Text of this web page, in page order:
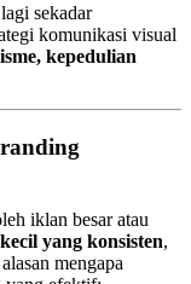
sekadar
komunikasi visual
kepedulian
iklan besar atau
yang konsisten,
mengapa